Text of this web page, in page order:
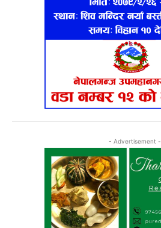
- Advertisement -